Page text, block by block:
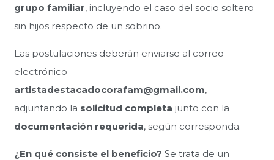
grupo familiar, incluyendo el caso del socio soltero
sin hijos respecto de un sobrino.
Las postulaciones deberán enviarse al correo
electrónico
artistadestacadocorafam@gmail.com,
adjuntando la solicitud completa junto con la
documentación requerida, según corresponda.
¿En qué consiste el beneficio? Se trata de un